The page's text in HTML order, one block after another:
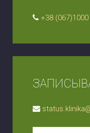
+38